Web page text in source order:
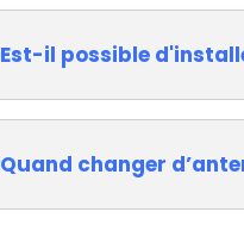
Est-il possible
Quand changer